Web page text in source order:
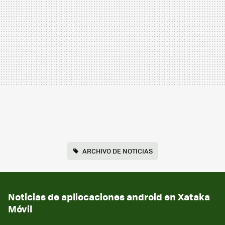
ARCHIVO DE NOTICIAS
Noticias de apliocaciones android en Xataka
Móvil